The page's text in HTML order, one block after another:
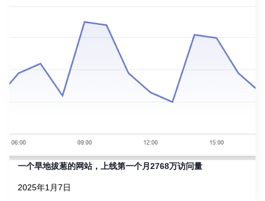
一个旱地拔葱的网站，上线第一个月2768万访问量
2025年1月7日